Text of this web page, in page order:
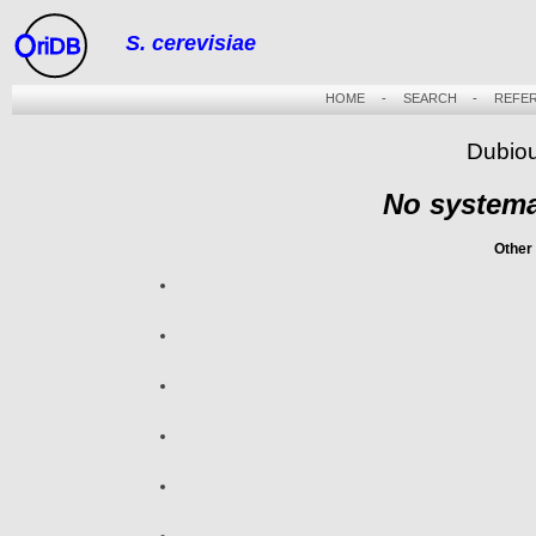
riDB S. cerevisiae
HOME- SEARCH -
No
Other